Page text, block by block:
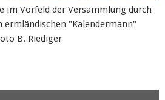
im Vorfeld der Versammlung durch
ermländischen "Kalendermann"
B. Riediger